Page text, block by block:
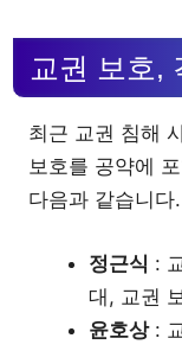
교권 보호,
최근 교권 침해
보호를 공약에
다음과 같습니다.
정근식 :
대, 교권
윤호상: